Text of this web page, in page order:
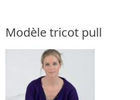
Modèle tricot pull